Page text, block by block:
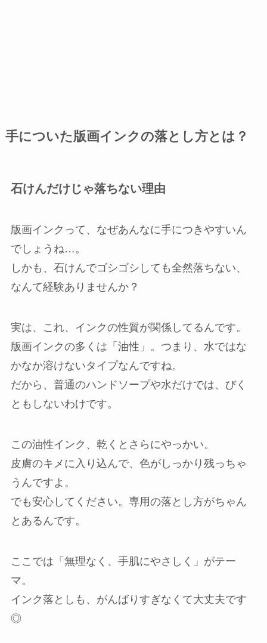
手についた版画インクの落とし方とは？
石けんだけじゃ落ちない理由
版画インクって、なぜあんなに手につきやすいん
でしょうね…。
しかも、石けんでゴシゴシしても全然落ちない、
なんて経験ありませんか？
実は、これ、インクの性質が関係してるんです。
版画インクの多くは「油性」。つまり、水ではな
かなか溶けないタイプなんですね。
だから、普通のハンドソープや水だけでは、びく
ともしないわけです。
この油性インク、乾くとさらにやっかい。
皮膚のキメに入り込んで、色がしっかり残っちゃ
うんですよ。
でも安心してください。専用の落とし方がちゃん
とあるんです。
ここでは「無理なく、手肌にやさしく」がテー
マ。
インク落としも、がんばりすぎなくて大丈夫です
◎